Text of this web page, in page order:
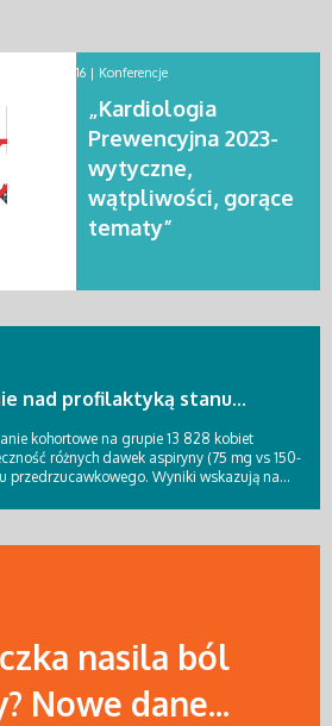
2023-08-16 | Konferencje
„Kardiologia
Prewencyjna 2023-
wytyczne,
wątpliwości, gorące
tematy”
nad profilaktyką stanu...
kohortowe na grupie 13 828 kobiet
różnych dawek aspiryny (75 mg vs 150-
przedrzucawkowego. Wyniki wskazują na...
nasila ból
Nowe dane...